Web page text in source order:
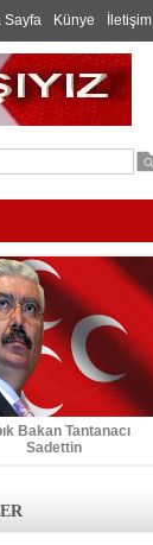
Sayfa Künye İletişim
Bakan Tantanacı
Sadettin